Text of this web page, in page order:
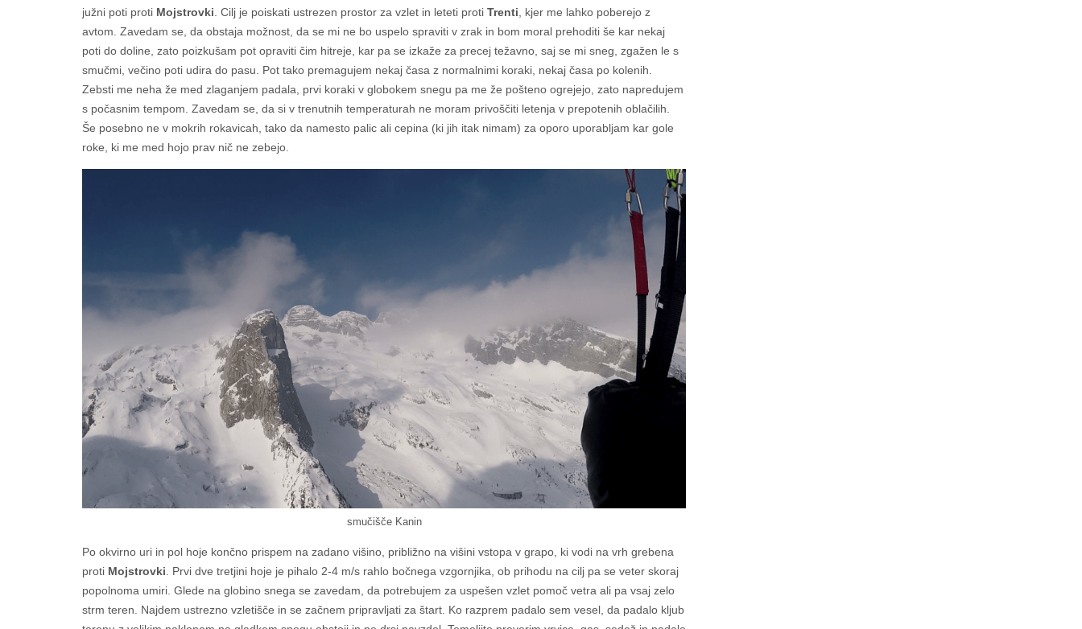
južni poti proti Mojstrovki . Cilj je poiskati ustrezen prostor za vzlet in leteti proti Trenti , kjer me lahko poberejo z
avtom. Zavedam se, da obstaja možnost, da se mi ne bo uspelo spraviti v zrak in bom moral prehoditi še kar nekaj
poti do doline, zato poizkušam pot opraviti čim hitreje, kar pa se izkaže za precej težavno, saj se mi sneg, zgažen le s
smučmi, večino poti udira do pasu. Pot tako premagujem nekaj časa z normalnimi koraki, nekaj časa po kolenih.
Zebsti me neha že med zlaganjem padala, prvi koraki v globokem snegu pa me že pošteno ogrejejo, zato napredujem
s počasnim tempom. Zavedam se, da si v trenutnih temperaturah ne moram privoščiti letenja v prepotenih oblačilih.
Še posebno ne v mokrih rokavicah, tako da namesto palic ali cepina (ki jih itak nimam) za oporo uporabljam kar gole
roke, ki me med hojo prav nič ne zebejo.
smučišče Kanin
Po okvirno uri in pol hoje končno prispem na zadano višino, približno na višini vstopa v grapo, ki vodi na vrh grebena
proti Mojstrovki . Prvi dve tretjini hoje je pihalo 2-4 m/s rahlo bočnega vzgornjika, ob prihodu na cilj pa se veter skoraj
popolnoma umiri. Glede na globino snega se zavedam, da potrebujem za uspešen vzlet pomoč vetra ali pa vsaj zelo
strm teren. Najdem ustrezno vzletišče in se začnem pripravljati za štart. Ko razprem padalo sem vesel, da padalo kljub